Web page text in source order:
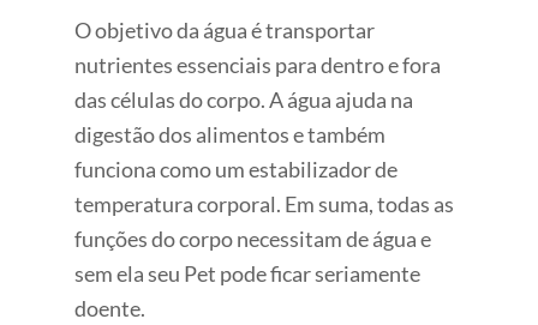
O objetivo da água é transportar
nutrientes essenciais para dentro e fora
das células do corpo. A água ajuda na
digestão dos alimentos e também
funciona como um estabilizador de
temperatura corporal. Em suma, todas as
funções do corpo necessitam de água e
sem ela seu Pet pode ficar seriamente
doente.